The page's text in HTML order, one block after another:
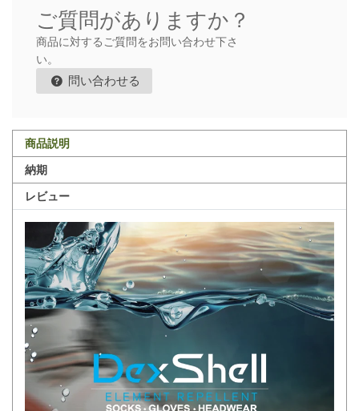
ご質問がありますか？
商品に対するご質問をお問い合わせ下さ
い。
問い合わせる
商品説明
納期
レビュー